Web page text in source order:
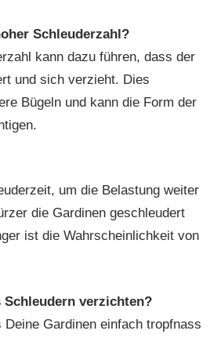
Schleuderzahl?
kann dazu führen, dass der
und sich verzieht. Dies
Bügeln und kann die Form der
um die Belastung weiter
die Gardinen geschleudert
ist die Wahrscheinlichkeit von
Schleudern verzichten?
Gardinen einfach tropfnass